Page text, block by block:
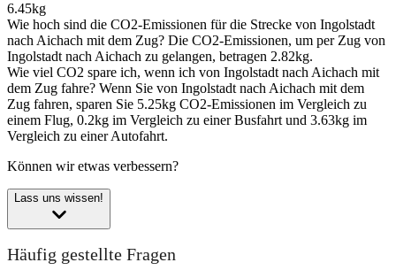
6.45kg
Wie hoch sind die CO2-Emissionen für die Strecke von Ingolstadt
nach Aichach mit dem Zug? Die CO2-Emissionen, um per Zug von
Ingolstadt nach Aichach zu gelangen, betragen 2.82kg.
Wie viel CO2 spare ich, wenn ich von Ingolstadt nach Aichach mit
dem Zug fahre? Wenn Sie von Ingolstadt nach Aichach mit dem
Zug fahren, sparen Sie 5.25kg CO2-Emissionen im Vergleich zu
einem Flug, 0.2kg im Vergleich zu einer Busfahrt und 3.63kg im
Vergleich zu einer Autofahrt.
Können wir etwas verbessern?
Lass uns wissen!
Häufig gestellte Fragen